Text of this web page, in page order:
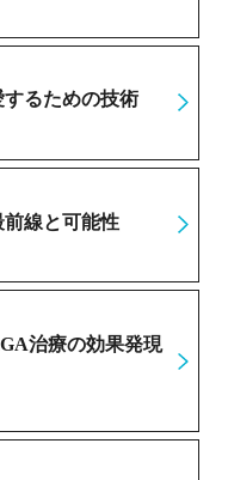
るための技術
線と可能性
治療の効果発現